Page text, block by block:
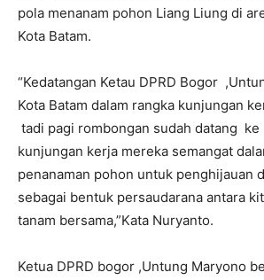
pola menanam pohon Liang Liung di
Kota Batam.
“Kedatangan Ketau DPRD Bogor
Kota Batam dalam rangka kunjungan
tadi pagi rombongan sudah datang ke
kunjungan kerja mereka semangat
penanaman pohon untuk penghijauan
sebagai bentuk persaudarana antara
tanam bersama,”Kata Nuryanto.
Ketua DPRD bogor ,Untung Maryono